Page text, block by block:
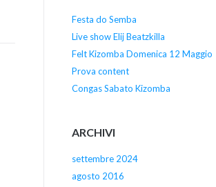
Festa do Semba
Live show Elij Beatzkilla
Felt Kizomba Domenica 12 Maggio
Prova content
Congas Sabato Kizomba
ARCHIVI
settembre 2024
agosto 2016